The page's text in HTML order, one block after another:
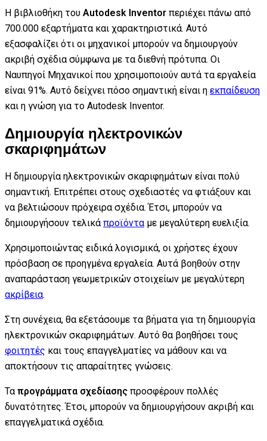
Η βιβλιοθήκη του Autodesk Inventor περιέχει πάνω από
700.000 εξαρτήματα και χαρακτηριστικά. Αυτό
εξασφαλίζει ότι οι μηχανικοί μπορούν να δημιουργούν
ακριβή σχέδια σύμφωνα με τα διεθνή πρότυπα. Οι
Ναυπηγοί Μηχανικοί που χρησιμοποιούν αυτά τα εργαλεία
είναι 91%. Αυτό δείχνει πόσο σημαντική είναι η εκπαίδευση
και η γνώση για το Autodesk Inventor.
Δημιουργία ηλεκτρονικών
σκαριφημάτων
Η δημιουργία ηλεκτρονικών σκαριφημάτων είναι πολύ
σημαντική. Επιτρέπει στους σχεδιαστές να φτιάξουν και
να βελτιώσουν πρόχειρα σχέδια. Έτσι, μπορούν να
δημιουργήσουν τελικάπροϊόνταμε μεγαλύτερη ευελιξία.
Χρησιμοποιώντας ειδικά λογισμικά, οι χρήστες έχουν
πρόσβαση σε προηγμένα εργαλεία. Αυτά βοηθούν στην
αναπαράσταση γεωμετρικών στοιχείων με μεγαλύτερη
ακρίβεια.
Στη συνέχεια, θα εξετάσουμε τα βήματα για τη δημιουργία
ηλεκτρονικών σκαριφημάτων. Αυτό θα βοηθήσει τους
φοιτητές και τους επαγγελματίες να μάθουν και να
αποκτήσουν τις απαραίτητες γνώσεις.
Ταπρογράμματα σχεδίασης προσφέρουν πολλές
δυνατότητες. Έτσι, μπορούν να δημιουργήσουν ακριβή και
επαγγελματικά σχέδια.